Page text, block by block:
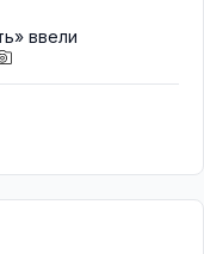
ввели